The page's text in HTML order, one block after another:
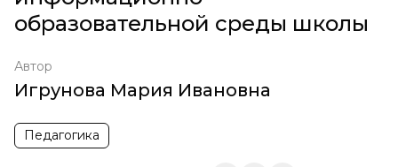
образовательной среды школы
Автор
Игрунова Мария Ивановна
Педагогика